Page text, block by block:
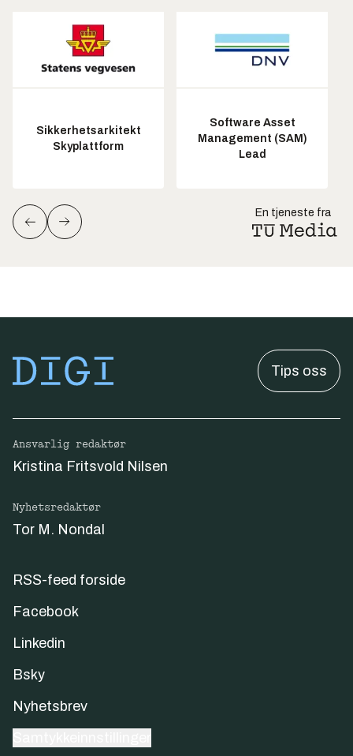
Sikkerhetsarkitekt
Skyplattform
Software Asset
Management (SAM)
Lead
En tjeneste fra
Tips oss
Ansvarlig redaktør
Kristina Fritsvold Nilsen
Nyhetsredaktør
Tor M. Nondal
RSS-feed forside
Facebook
Linkedin
Bsky
Nyhetsbrev